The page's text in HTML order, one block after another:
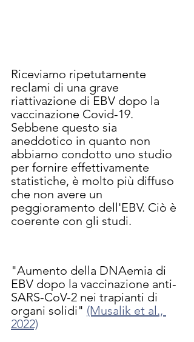
Riceviamo ripetutamente
reclami di una grave
riattivazione di EBV dopo la
vaccinazione Covid-19.
Sebbene questo sia
aneddotico in quanto non
abbiamo condotto uno studio
per fornire effettivamente
statistiche, è molto più diffuso
che non avere un
peggioramento dell'EBV. Ciò è
coerente con gli studi.
"Aumento della DNAemia di
EBV dopo la vaccinazione anti-
SARS-CoV-2 nei trapianti di
organi solidi" (Musalik et al.,
2022)